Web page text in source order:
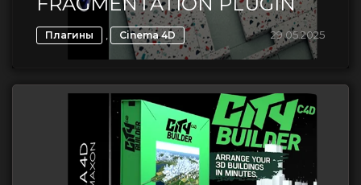
Плагины , Cinema 4D 29.05.2025